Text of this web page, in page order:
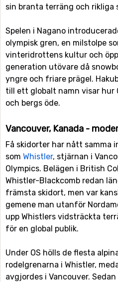
sin branta terräng och rikliga
Spelen i Nagano
olympisk gren, en milstolpe
vinteridrottens kultur och
generation utövare då
yngre och friare prägel.
till ett globalt namn visar hur
och bergs öde.
Vancouver, Kanada -
Få skidorter har nått samma
som Whistler, stjärnan i
Olympics. Belägen i British
Whistler-Blackcomb redan
främsta skidort, men var
gemene man utanför
upp Whistlers vidsträckta
för en global publik.
Under OS hölls de flesta
rodelgrenarna i Whistler,
avgjordes i Vancouver.